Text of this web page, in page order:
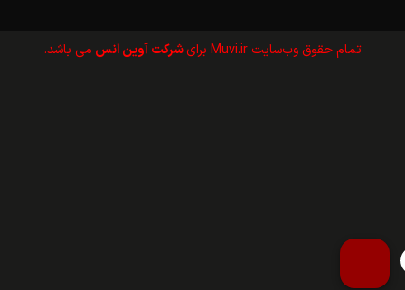
تمام حقوق وب‌سايت Muvi.ir برای شرکت آوین انس می باشد.